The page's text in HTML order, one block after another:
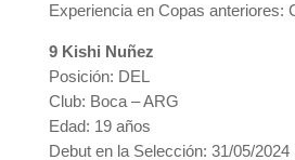
Experiencia en Copas anteriores:
9 Kishi Nuñez
Posición: DEL
Club: Boca – ARG
Edad: 19 años
Debut en la Selección: 31/05/2024